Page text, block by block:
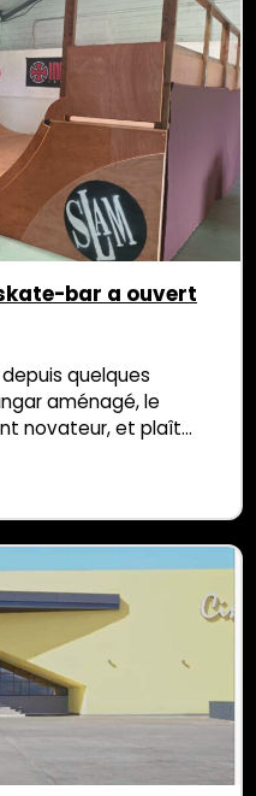
bar a ouvert
depuis quelques
aménagé, le
novateur, et plaît
de skate bien sûr,
apprécient les arts
Elie a vécu près de